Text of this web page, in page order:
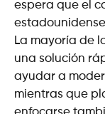
espera que el
La mayoría de
una solución
ayudar a
mientras que